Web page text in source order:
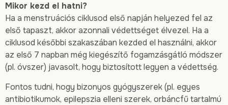
Mikor kezd el hatni?
Ha a menstruációs ciklusod első napján helyezed fel az
első tapaszt, akkor azonnali védettséget élvezel. Ha a
ciklusod későbbi szakaszában kezded el használni, akkor
az első 7 napban még kiegészítő fogamzásgátló módszer
(pl. óvszer) javasolt, hogy biztosított legyen a védettség.
Fontos tudni, hogy bizonyos gyógyszerek (pl. egyes
antibiotikumok, epilepszia elleni szerek, orbáncfű tartalmú